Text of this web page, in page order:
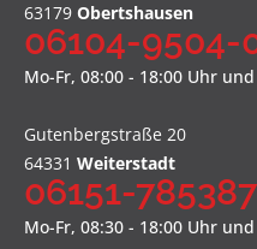
63179 Obertshausen
06104-9504-
Mo-Fr, 08:00 - 18:00 Uhr
Gutenbergstraße 20
64331 Weiterstadt
06151-
Mo-Fr, 08:30 - 18:00 Uhr